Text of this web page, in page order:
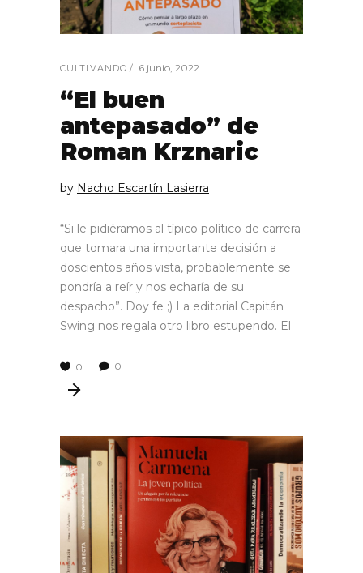
CULTIVANDO 6 junio, 2022
“El buen
antepasado” de
Roman Krznaric
by Nacho Escartín Lasierra
“Si le pidiéramos al típico político de carrera
que tomara una importante decisión a
doscientos años vista, probablemente se
pondría a reír y nos echaría de su
despacho”. Doy fe ;) La editorial Capitán
Swing nos regala otro libro estupendo. El
0 0